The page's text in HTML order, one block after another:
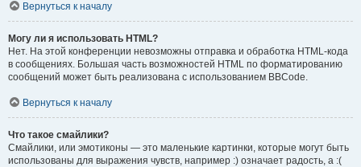
Вернуться к началу
Могу ли я использовать HTML?
Нет. На этой конференции невозможны отправка и обработка HTML-кода
в сообщениях. Большая часть возможностей HTML по форматированию
сообщений может быть реализована с использованием BBCode.
Вернуться к началу
Что такое смайлики?
Смайлики, или эмотиконы — это маленькие картинки, которые могут быть
использованы для выражения чувств, например :) означает радость, а :(